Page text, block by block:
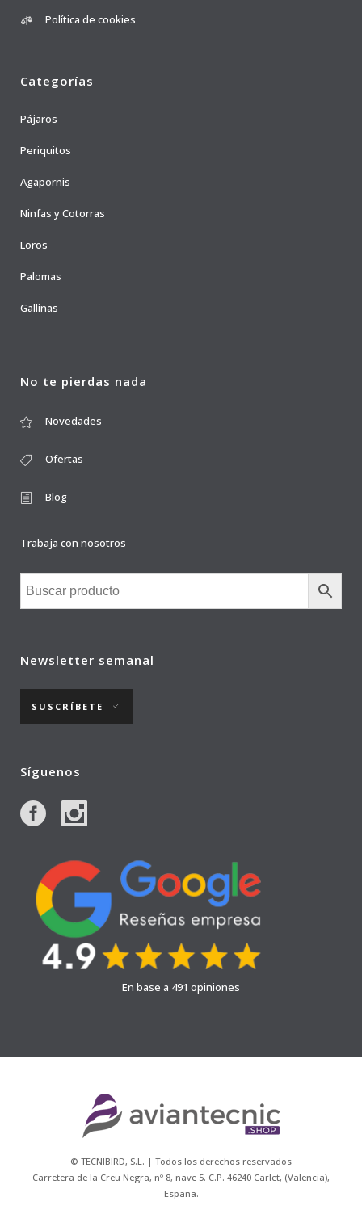
Política de cookies
Categorías
Pájaros
Periquitos
Agapornis
Ninfas y Cotorras
Loros
Palomas
Gallinas
No te pierdas nada
Novedades
Ofertas
Blog
Trabaja con nosotros
Newsletter semanal
SUSCRÍBETE
Síguenos
En base a 491 opiniones
© TECNIBIRD, S.L. | Todos los derechos reservados
Carretera de la Creu Negra, nº 8, nave 5. C.P. 46240 Carlet, (Valencia),
España.